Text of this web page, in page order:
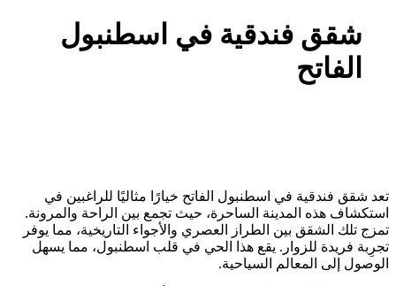
شقق فندقية في اسطنبول
الفاتح
تعد شقق فندقية في اسطنبول الفاتح خيارًا مثاليًا للراغبين في
استكشاف هذه المدينة الساحرة، حيث تجمع بين الراحة والمرونة.
تمزج تلك الشقق بين الطراز العصري والأجواء التاريخية، مما يوفر
تجرِبة فريدة للزوار. يقع هذا الحي في قلب اسطنبول، مما يسهل
الوصول إلى المعالم السياحية.